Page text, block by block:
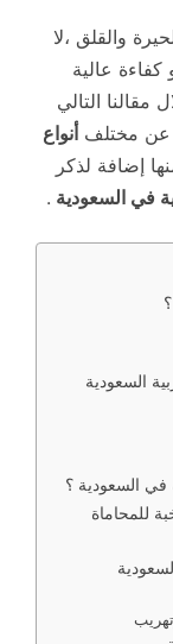
والقلق ،لا
كفاءة عالية
التالي
عن مختلفأنواع
إضافة لذكر
في السعودية .
السعودية
في السعودية ؟
للمحاماة